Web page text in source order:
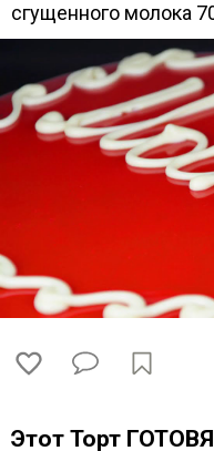
сгущенного молока
Этот Торт